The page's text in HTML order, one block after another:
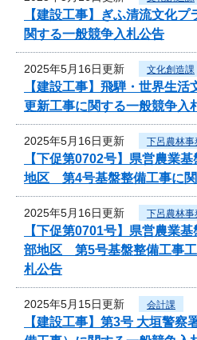
【建設工事】ぎふ清流文化
関する一般競争入札公告
2025年5月16日更新 文化創造課
【建設工事】飛騨・世界生
更新工事に関する一般競争入
2025年5月16日更新 下呂農林事
【下促第0702号】県営農業
地区 第4号基盤整備工事に
2025年5月16日更新 下呂農林事
【下促第0701号】県営農業
部地区 第5号基盤整備工事
札公告
2025年5月15日更新 会計課
【建設工事】第3号 大垣警察